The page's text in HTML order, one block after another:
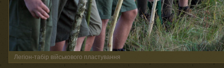
Легіон-табір військового пластування